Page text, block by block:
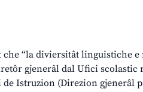
“la diviersitât linguistiche
gjenerâl dal Ufici
Istruzion (Direzion gjenerâl